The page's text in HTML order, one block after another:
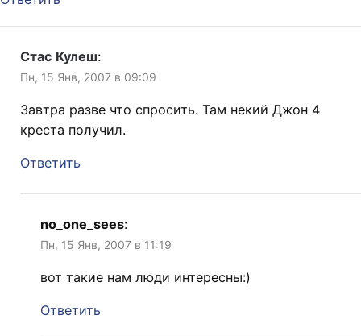
Стас Кулеш:
Пн, 15 Янв, 2007 в 09:09
Завтра разве что спросить. Там некий Джон 4
креста получил.
Ответить
no_one_sees:
Пн, 15 Янв, 2007 в 11:19
вот такие нам люди интересны:)
Ответить